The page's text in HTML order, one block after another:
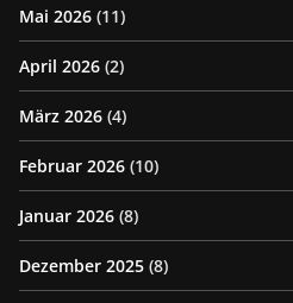
Mai 2026 (11)
April 2026 (2)
März 2026 (4)
Februar 2026 (10)
Januar 2026 (8)
Dezember 2025 (8)